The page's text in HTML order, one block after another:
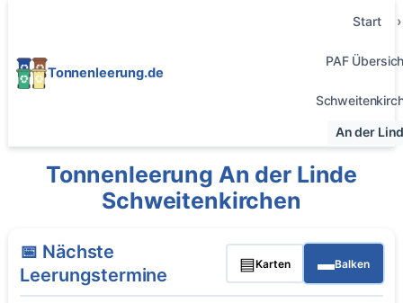
Tonnenleerung.de
Start
PAF
An der
Tonnenleerung An der Linde
Schweitenkirchen
📅 Nächste
Leerungstermine
▤Karten ▬Balken